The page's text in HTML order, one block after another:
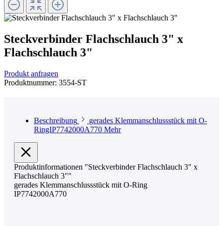
Steckverbinder Flachschlauch 3" x
Flachschlauch 3"
Produkt anfragen
Produktnummer: 3554-ST
Beschreibung
gerades Klemmanschlussstück mit O-
RingIP7742000A770 Mehr
Produktinformationen "Steckverbinder Flachschlauch 3" x
Flachschlauch 3""
gerades Klemmanschlussstück mit O-Ring
IP7742000A770